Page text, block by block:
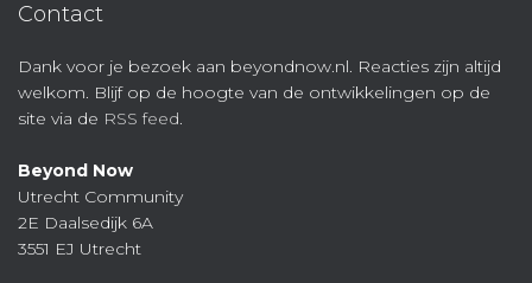
Contact
Dank voor je bezoek aan beyondnow.nl. Reacties zijn altijd
welkom. Blijf op de hoogte van de ontwikkelingen op de
site via de RSS feed.
Beyond Now
Utrecht Community
2E Daalsedijk 6A
3551 EJ Utrecht